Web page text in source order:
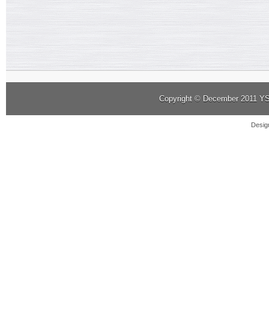
Copyright © December 2011